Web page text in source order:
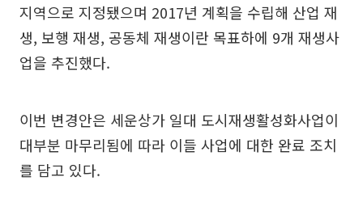
지역으로 지정됐으며 2017년 계획을 수립해 산업 재
생, 보행 재생, 공동체 재생이란 목표하에 9개 재생사
업을 추진했다.
이번 변경안은 세운상가 일대 도시재생활성화사업이
대부분 마무리됨에 따라 이들 사업에 대한 완료 조치
를 담고 있다.